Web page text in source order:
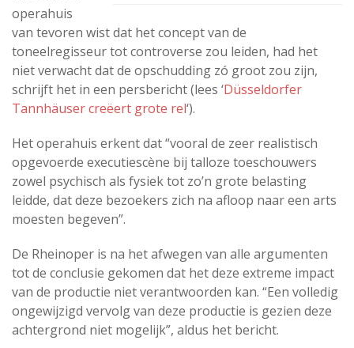
operahuis
van tevoren wist dat het concept van de
toneelregisseur tot controverse zou leiden, had het
niet verwacht dat de opschudding zó groot zou zijn,
schrijft het in een persbericht (lees ‘Düsseldorfer
Tannhäuser creëert grote rel‘).
Het operahuis erkent dat “vooral de zeer realistisch
opgevoerde executiescène bij talloze toeschouwers
zowel psychisch als fysiek tot zo’n grote belasting
leidde, dat deze bezoekers zich na afloop naar een arts
moesten begeven”.
De Rheinoper is na het afwegen van alle argumenten
tot de conclusie gekomen dat het deze extreme impact
van de productie niet verantwoorden kan. “Een volledig
ongewijzigd vervolg van deze productie is gezien deze
achtergrond niet mogelijk”, aldus het bericht.